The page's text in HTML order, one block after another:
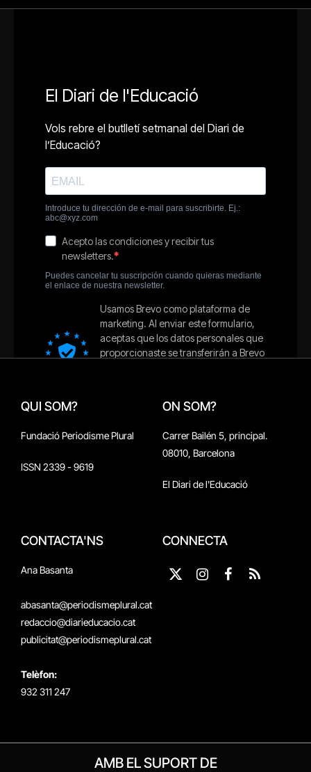
QUI SOM?
Fundació Periodisme Plural
ISSN 2339 - 9619
ON SOM?
Carrer Bailén 5, principal.
08010, Barcelona
El Diari de l'Educació
CONTACTA'NS
Ana Basanta
abasanta@periodismeplural.cat
redaccio@diarieducacio.cat
publicitat@periodismeplural.cat
Telèfon:
932 311 247
CONNECTA
X
Instagram
Facebook
RSS
AMB EL SUPORT DE